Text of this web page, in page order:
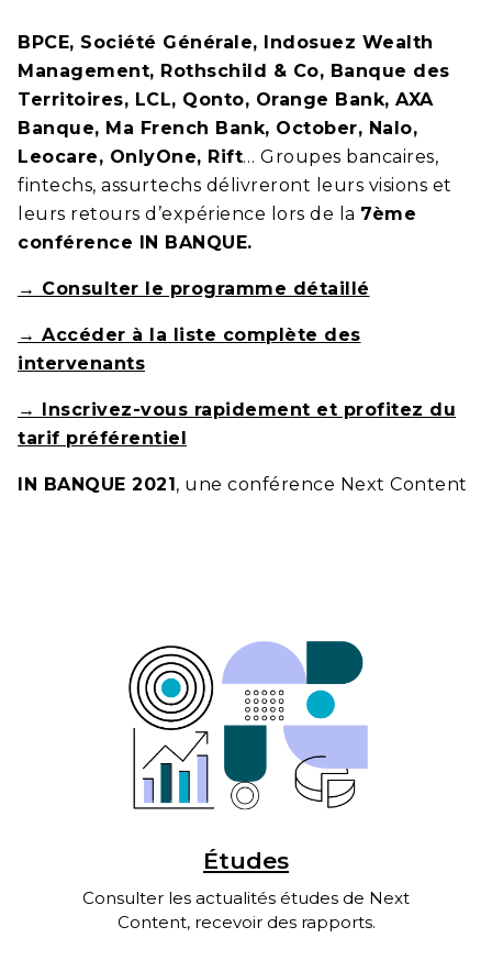
BPCE, Société Générale, Indosuez Wealth
Management, Rothschild & Co, Banque des
Territoires, LCL, Qonto, Orange Bank, AXA
Banque, Ma French Bank, October, Nalo,
Leocare, OnlyOne, Rift… Groupes bancaires,
fintechs, assurtechs délivreront leurs visions et
leurs retours d’expérience lors de la 7ème
conférence IN BANQUE.
→ Consulter le programme détaillé
→ Accéder à la liste complète des
intervenants
→ Inscrivez-vous rapidement et profitez du
tarif préférentiel
IN BANQUE 2021 , une conférence Next Content
Études
Consulter les actualités études de Next
Content, recevoir des rapports.